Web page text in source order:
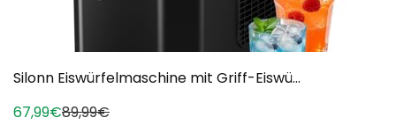
Silonn Eiswürfelmaschine mit Griff-Eiswü...
67,99€89,99€